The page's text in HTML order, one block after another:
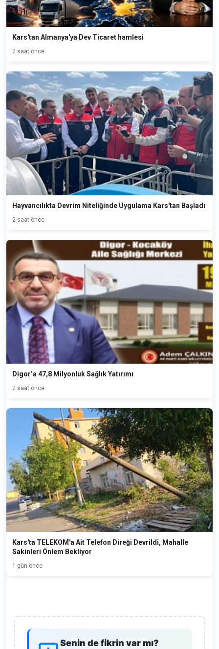
Kars'tan Almanya'ya Dev Ticaret hamlesi
2 saat önce
Hayvancılıkta Devrim Niteliğinde Uygulama Kars'tan Başladı
2 saat önce
Digor’a 47,8 Milyonluk Sağlık Yatırımı
2 saat önce
Kars'ta TELEKOM'a Ait Telefon Direği Devrildi, Mahalle
Sakinleri Önlem Bekliyor
1 gün önce
Senin de fikrin var mı?